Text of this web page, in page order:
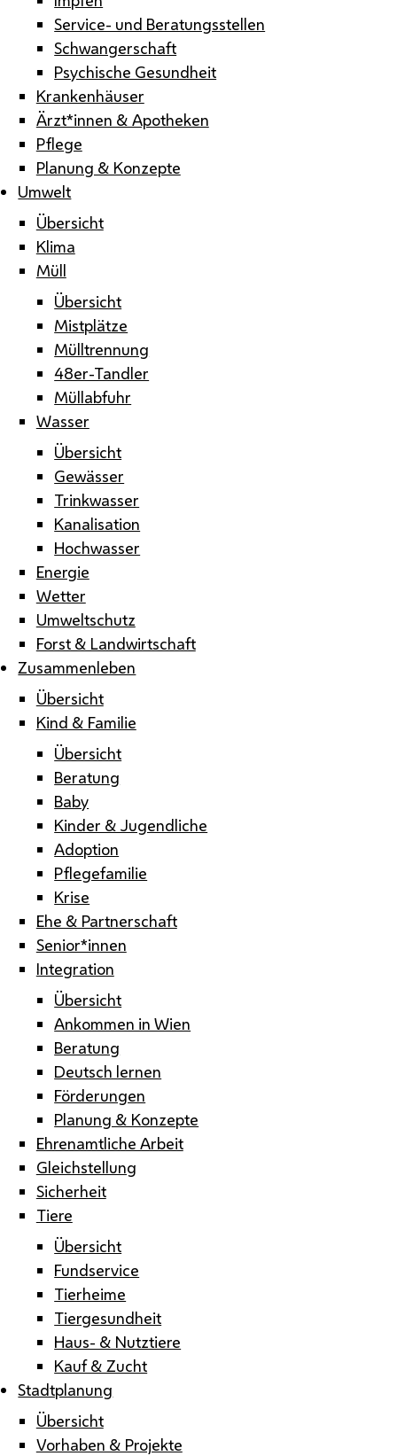
Service- und Beratungsstellen
Schwangerschaft
Psychische Gesundheit
Krankenhäuser
Ärzt*innen & Apotheken
Pflege
Planung & Konzepte
Umwelt
Übersicht
Klima
Müll
Übersicht
Mistplätze
Mülltrennung
48er-Tandler
Müllabfuhr
Wasser
Übersicht
Gewässer
Trinkwasser
Kanalisation
Hochwasser
Energie
Wetter
Umweltschutz
Forst & Landwirtschaft
Zusammenleben
Übersicht
Kind & Familie
Übersicht
Beratung
Baby
Kinder & Jugendliche
Adoption
Pflegefamilie
Krise
Ehe & Partnerschaft
Senior*innen
Integration
Übersicht
Ankommen in Wien
Beratung
Deutsch lernen
Förderungen
Planung & Konzepte
Ehrenamtliche Arbeit
Gleichstellung
Sicherheit
Tiere
Übersicht
Fundservice
Tierheime
Tiergesundheit
Haus- & Nutztiere
Kauf & Zucht
Stadtplanung
Übersicht
Vorhaben & Projekte